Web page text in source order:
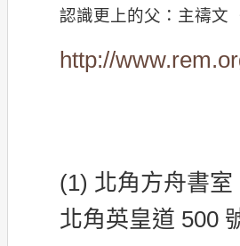
認識更上的父：主禱文
http://
(1) 北角方舟書室
北角英皇道 500